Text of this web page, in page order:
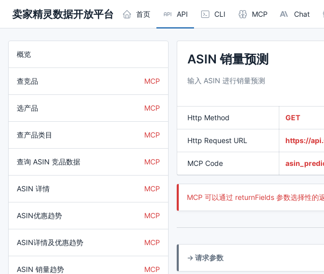
卖家精灵数据开放平台 首页 API CLI MCP Chat
概览
查竞品 MCP
选产品 MCP
查产品类目 MCP
查询 ASIN 竞品数据 MCP
ASIN 详情 MCP
ASIN优惠趋势 MCP
ASIN详情及优惠趋势 MCP
ASIN 销量趋势 MCP
ASIN 销量预测
输入 ASIN 进行销量预测
Http Method GET
Http Request URL https://
MCP Code
MCP 可以通过 returnFields 参数选择性的
-> 请求参数